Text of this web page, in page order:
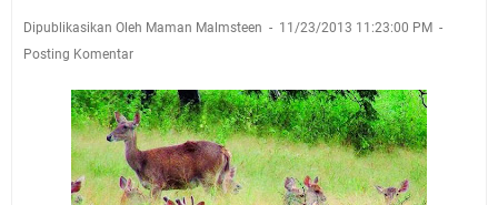
Dipublikasikan Oleh Maman Malmsteen
11/23/2013 11:23:00 PM
Posting Komentar